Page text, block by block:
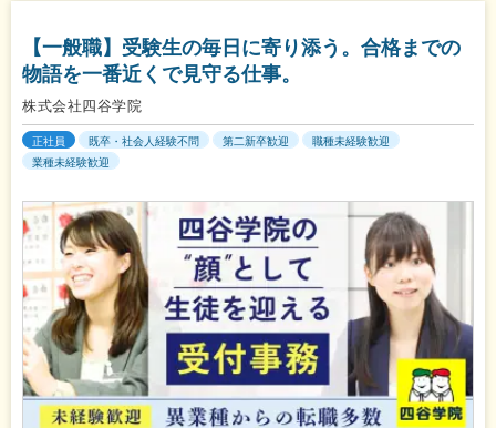
【一般職】受験生の毎日に寄り添う。合格までの
物語を一番近くで見守る仕事。
株式会社四谷学院
正社員 既卒・社会人経験不問 第二新卒歓迎
職種未経験歓迎
業種未経験歓迎